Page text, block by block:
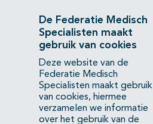
Privacyverklaring
Contact
Mercatorlaan 1200
3528 BL Utrecht
(088) 505 34 34
info@richtlijnendatabase.nl
De Federatie Medisch
Specialisten maakt
gebruik van cookies
Deze website van de
Federatie Medisch
Specialisten maakt gebruik
van cookies, hiermee
verzamelen we informatie
over het gebruik van de